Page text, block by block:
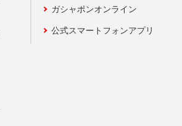
ガシャポンオンライン
公式スマートフォンアプリ